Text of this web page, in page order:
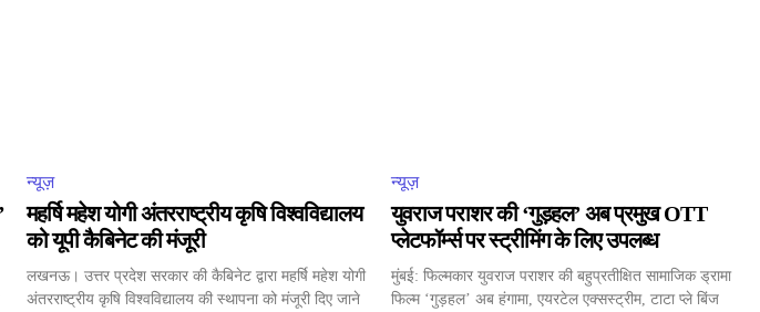
न्यूज़
महर्षि महेश योगी अंतरराष्ट्रीय कृषि विश्वविद्यालय
को यूपी कैबिनेट की मंजूरी
लखनऊ। उत्तर प्रदेश सरकार की कैबिनेट द्वारा महर्षि महेश योगी
अंतरराष्ट्रीय कृषि विश्वविद्यालय की स्थापना को मंजूरी दिए जाने
न्यूज़
युवराज पराशर की ‘गुड़हल’ अब प्रमुख OTT
प्लेटफॉर्म्स पर स्ट्रीमिंग के लिए उपलब्ध
मुंबई: फिल्मकार युवराज पराशर की बहुप्रतीक्षित सामाजिक ड्रामा
फिल्म ‘गुड़हल’ अब हंगामा, एयरटेल एक्सस्ट्रीम, टाटा प्ले बिंज